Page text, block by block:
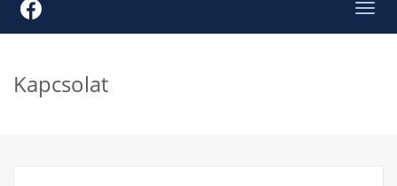
Kapcsolat